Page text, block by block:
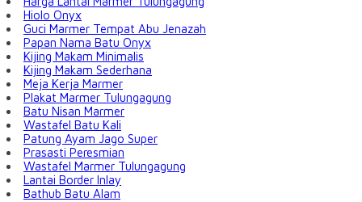
Hiolo Onyx
Guci Marmer Tempat Abu Jenazah
Papan Nama Batu Onyx
Kijing Makam Minimalis
Kijing Makam Sederhana
Meja Kerja Marmer
Plakat Marmer Tulungagung
Batu Nisan Marmer
Wastafel Batu Kali
Patung Ayam Jago Super
Prasasti Peresmian
Wastafel Marmer Tulungagung
Lantai Border Inlay
Bathub Batu Alam